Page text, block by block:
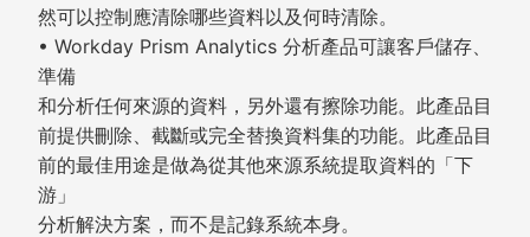
然可以控制應清除哪些資料以及何時清除。
• Workday Prism Analytics 分析產品可讓客戶儲存、
準備
和分析任何來源的資料，另外還有擦除功能。此產品目
前提供刪除、截斷或完全替換資料集的功能。此產品目
前的最佳用途是做為從其他來源系統提取資料的「下
游」
分析解決方案，而不是記錄系統本身。